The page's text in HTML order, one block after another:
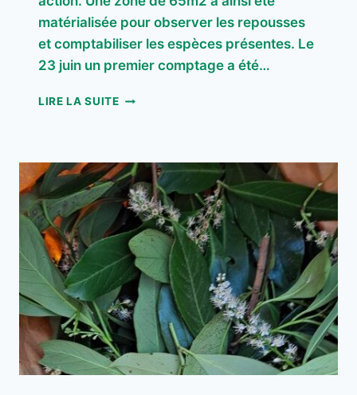
matérialisée pour observer les repousses
et comptabiliser les espèces présentes. Le
23 juin un premier comptage a été…
LIRE LA SUITESUIVI
–
LA
MATZ
–
PLOUËR-
JUIN
2026